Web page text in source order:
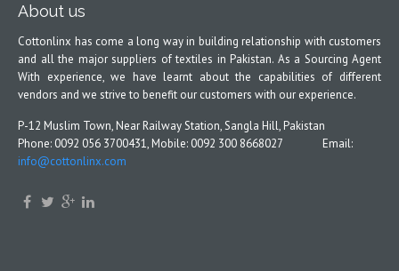
About us
Cottonlinx has come a long way in building relationship with customers
and all the major suppliers of textiles in Pakistan. As a Sourcing Agent
With experience, we have learnt about the capabilities of different
vendors and we strive to benefit our customers with our experience.
P-12 Muslim Town, Near Railway Station, Sangla Hill, Pakistan
Phone: 0092 056 3700431, Mobile: 0092 300 8668027 Email:
info@cottonlinx.com